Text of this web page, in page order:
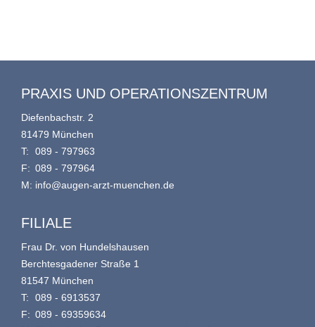
PRAXIS UND OPERATIONSZENTRUM
Diefenbachstr. 2
81479 München
T:
089 - 797963
F: 089 - 797964
M: info@augen-arzt-muenchen.de
FILIALE
Frau Dr. von Hundelshausen
Berchtesgadener Straße 1
81547 München
T:
089 - 6913537
F: 089 - 69359634